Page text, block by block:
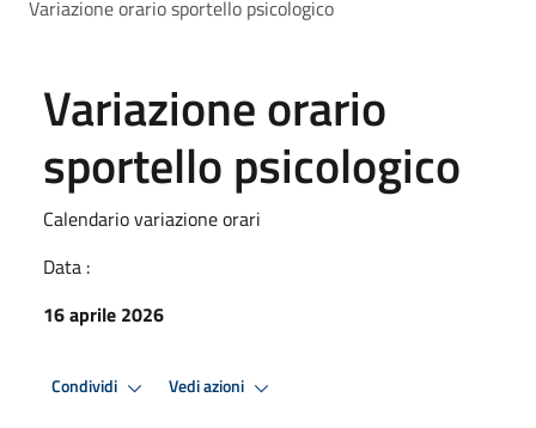
Variazione orario sportello psicologico
Variazione orario
sportello psicologico
Calendario variazione orari
Data :
16 aprile 2026
Condividi Vedi azioni